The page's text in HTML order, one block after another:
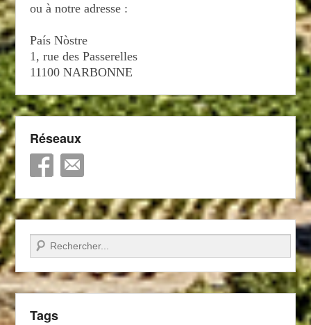
ou à notre adresse :
País Nòstre
1, rue des Passerelles
11100 NARBONNE
Réseaux
Recherche
Tags